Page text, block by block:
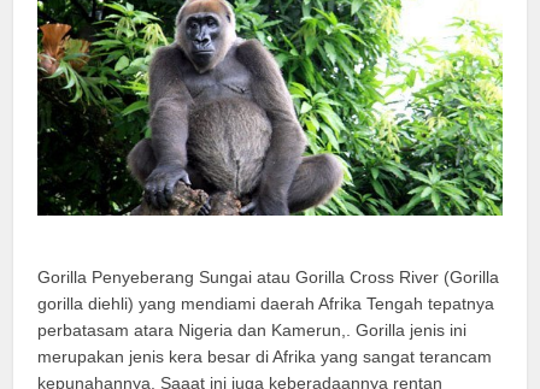
Gorilla Penyeberang Sungai atau Gorilla Cross River (Gorilla
gorilla diehli) yang mendiami daerah Afrika Tengah tepatnya
perbatasam atara Nigeria dan Kamerun,. Gorilla jenis ini
merupakan jenis kera besar di Afrika yang sangat terancam
kepunahannya. Saaat ini juga keberadaannya rentan